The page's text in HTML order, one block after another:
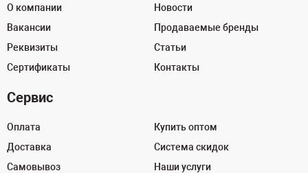
О компании
Вакансии
Реквизиты
Сертификаты
Новости
Продаваемые бренды
Статьи
Контакты
Сервис
Оплата
Доставка
Самовывоз
Купить оптом
Система скидок
Наши услуги